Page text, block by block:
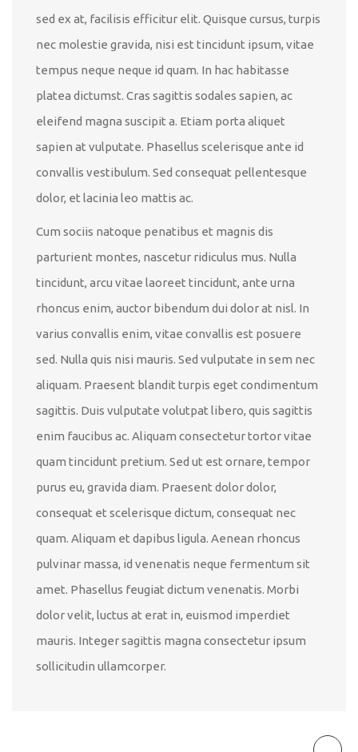
sed ex at, facilisis efficitur elit. Quisque cursus, turpis
nec molestie gravida, nisi est tincidunt ipsum, vitae
tempus neque neque id quam. In hac habitasse
platea dictumst. Cras sagittis sodales sapien, ac
eleifend magna suscipit a. Etiam porta aliquet
sapien at vulputate. Phasellus scelerisque ante id
convallis vestibulum. Sed consequat pellentesque
dolor, et lacinia leo mattis ac.
Cum sociis natoque penatibus et magnis dis
parturient montes, nascetur ridiculus mus. Nulla
tincidunt, arcu vitae laoreet tincidunt, ante urna
rhoncus enim, auctor bibendum dui dolor at nisl. In
varius convallis enim, vitae convallis est posuere
sed. Nulla quis nisi mauris. Sed vulputate in sem nec
aliquam. Praesent blandit turpis eget condimentum
sagittis. Duis vulputate volutpat libero, quis sagittis
enim faucibus ac. Aliquam consectetur tortor vitae
quam tincidunt pretium. Sed ut est ornare, tempor
purus eu, gravida diam. Praesent dolor dolor,
consequat et scelerisque dictum, consequat nec
quam. Aliquam et dapibus ligula. Aenean rhoncus
pulvinar massa, id venenatis neque fermentum sit
amet. Phasellus feugiat dictum venenatis. Morbi
dolor velit, luctus at erat in, euismod imperdiet
mauris. Integer sagittis magna consectetur ipsum
sollicitudin ullamcorper.